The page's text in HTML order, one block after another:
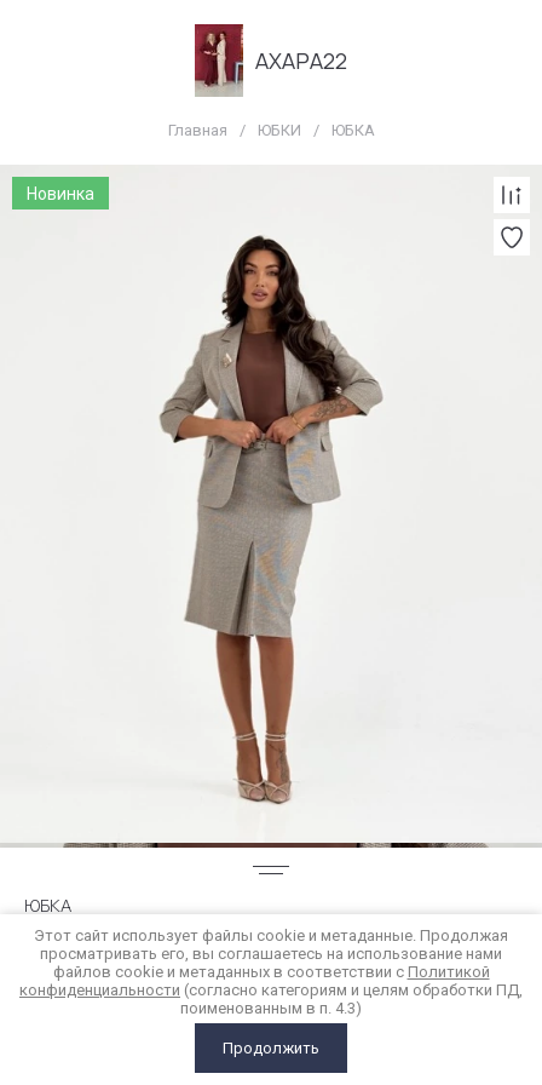
АХАРА22
Главная / ЮБКИ / ЮБКА
Новинка
ЮБКА
7 300 р.
Купить в 1 клик
КОРЗИНА
Этот сайт использует файлы cookie и метаданные. Продолжая
просматривать его, вы соглашаетесь на использование нами
файлов cookie и метаданных в соответствии с Политикой
конфиденциальности (согласно категориям и целям обработки ПД,
поименованным в п. 4.3)
Продолжить